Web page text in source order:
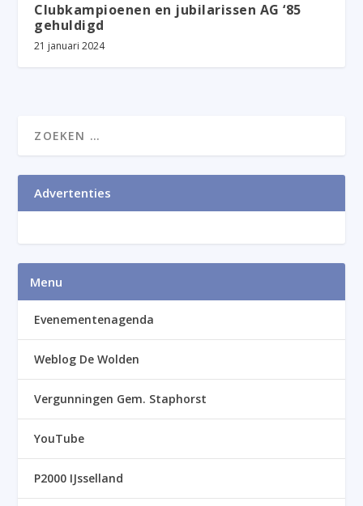
Clubkampioenen en jubilarissen AG ‘85
gehuldigd
21 januari 2024
Advertenties
Menu
Evenementenagenda
Weblog De Wolden
Vergunningen Gem. Staphorst
YouTube
P2000 IJsselland